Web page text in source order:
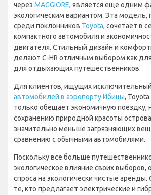
через MAGGIORE, является еще одним
экологическим вариантом. Эта модель,
среди поклонников Toyota, сочетает в
компактного автомобиля и
двигателя. Стильный дизайн и
делают C-HR отличным выбором как
для отдыхающих путешественников.
Для клиентов, ищущих
автомобилей в аэропорту Ибицы, Toyota
только обещает экономичную поездку,
сохранению природной красоты
значительно меньше загрязняющих
сравнению с обычными автомобилями.
Поскольку все больше
экологическое влияние своих выборов,
спроса на экологически чистые
те, кто предлагает электрические и